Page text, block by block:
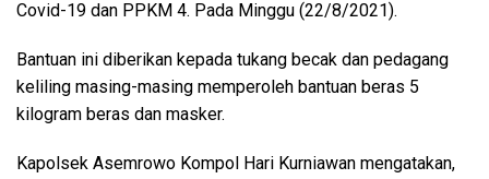
Covid-19 dan PPKM 4. Pada Minggu (22/8/2021).
Bantuan ini diberikan kepada tukang becak dan pedagang
keliling masing-masing memperoleh bantuan beras 5
kilogram beras dan masker.
Kapolsek Asemrowo Kompol Hari Kurniawan mengatakan,